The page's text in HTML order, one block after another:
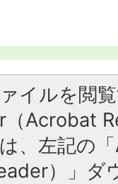
イルを閲
（Acrobat
、左記の
）」ダ